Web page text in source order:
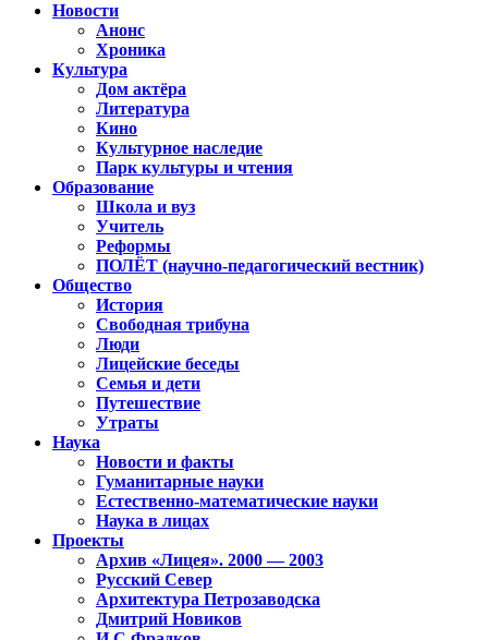
Новости
Анонс
Хроника
Культура
Дом актёра
Литература
Кино
Культурное наследие
Парк культуры и чтения
Образование
Школа и вуз
Учитель
Реформы
ПОЛЁТ (научно-педагогический вестник)
Общество
История
Свободная трибуна
Люди
Лицейские беседы
Семья и дети
Путешествие
Утраты
Наука
Новости и факты
Гуманитарные науки
Естественно-математические науки
Наука в лицах
Проекты
Архив «Лицея». 2000 — 2003
Русский Север
Архитектура Петрозаводска
Дмитрий Новиков